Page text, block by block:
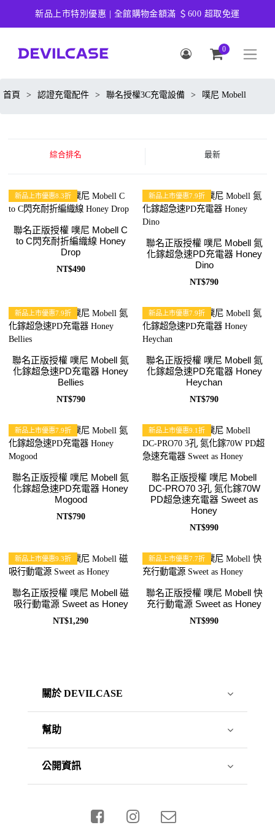
新品上市特別優惠 | 全館購物金額滿 ＄600 超取免運
0
首頁 > 認證充電配件 > 聯名授權3C充電設備 > 噗尼 Mobell
綜合排名 最新
新品上市優惠8.3折
聯名正版授權 噗尼 Mobell C
to C閃充耐折編織線 Honey
Drop
NT$490
新品上市優惠7.9折
聯名正版授權 噗尼 Mobell 氮
化鎵超急速PD充電器 Honey
Dino
NT$790
新品上市優惠7.9折
聯名正版授權 噗尼 Mobell 氮
化鎵超急速PD充電器 Honey
Bellies
NT$790
新品上市優惠7.9折
聯名正版授權 噗尼 Mobell 氮
化鎵超急速PD充電器 Honey
Heychan
NT$790
新品上市優惠7.9折
聯名正版授權 噗尼 Mobell 氮
化鎵超急速PD充電器 Honey
Mogood
NT$790
新品上市優惠9.1折
聯名正版授權 噗尼 Mobell
DC-PRO70 3孔 氮化鎵70W
PD超急速充電器 Sweet as
Honey
NT$990
新品上市優惠9.3折
聯名正版授權 噗尼 Mobell 磁
吸行動電源 Sweet as Honey
NT$1,290
新品上市優惠7.7折
聯名正版授權 噗尼 Mobell 快
充行動電源 Sweet as Honey
NT$990
關於 DEVILCASE
幫助
公開資訊